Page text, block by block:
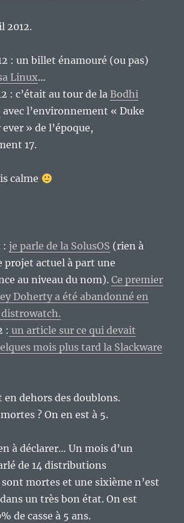
2012.
: un billet énamouré (ou pas)
Linux…
: c’était au tour de laBodhi
avec l’environnement « Duke
» de l’époque,
17.
calme
:je parle de la SolusOS (rien à
projet actuel à part une
au niveau du nom).Ce premier
Doherty a été abandonné en
: un article sur ce qui devait
mois plus tard la Slackware
en dehors des doublons.
? On en est à 5.
à déclarer… Un mois d’un
de 14 distributions
mortes et une sixième n’est
un très bon état. On est
de casse à 5 ans.